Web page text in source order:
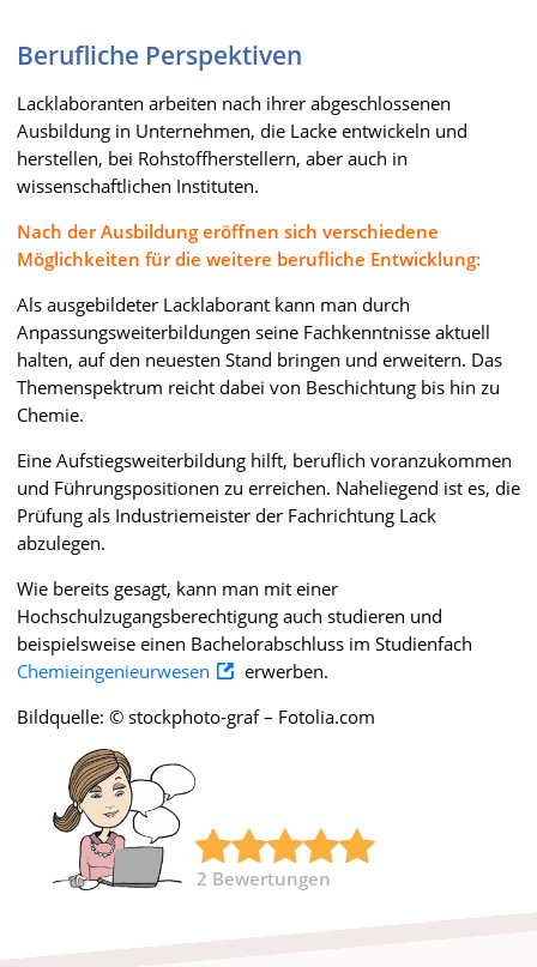
Berufliche Perspektiven
Lacklaboranten arbeiten nach ihrer abgeschlossenen
Ausbildung in Unternehmen, die Lacke entwickeln und
herstellen, bei Rohstoffherstellern, aber auch in
wissenschaftlichen Instituten.
Nach der Ausbildung eröffnen sich verschiedene
Möglichkeiten für die weitere berufliche Entwicklung:
Als ausgebildeter Lacklaborant kann man durch
Anpassungsweiterbildungen seine Fachkenntnisse aktuell
halten, auf den neuesten Stand bringen und erweitern. Das
Themenspektrum reicht dabei von Beschichtung bis hin zu
Chemie.
Eine Aufstiegsweiterbildung hilft, beruflich voranzukommen
und Führungspositionen zu erreichen. Naheliegend ist es, die
Prüfung als Industriemeister der Fachrichtung Lack
abzulegen.
Wie bereits gesagt, kann man mit einer
Hochschulzugangsberechtigung auch studieren und
beispielsweise einen Bachelorabschluss im Studienfach
Chemieingenieurwesen
erwerben.
Bildquelle: © stockphoto-graf – Fotolia.com
2 Bewertungen